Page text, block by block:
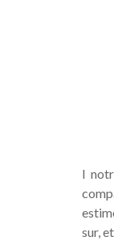
I
sur,